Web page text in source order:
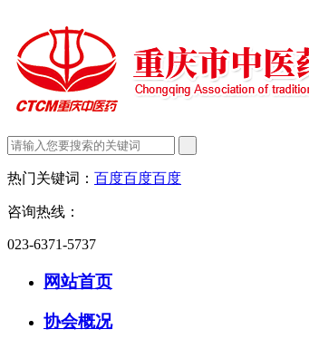
热门关键词： 百度百度百度
咨询热线：
023-6371-5737
网站首页
协会概况